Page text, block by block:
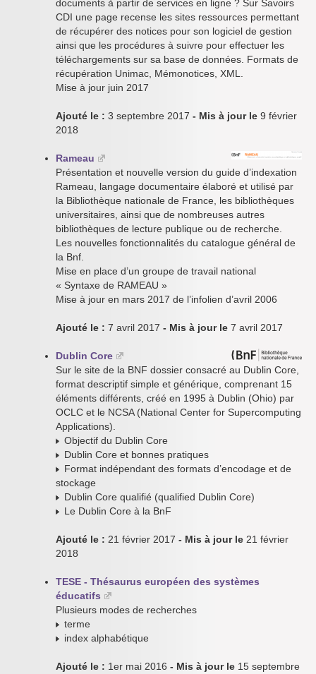
documents à partir de services en ligne ? Sur Savoirs
CDI une page recense les sites ressources permettant
de récupérer des notices pour son logiciel de gestion
ainsi que les procédures à suivre pour effectuer les
téléchargements sur sa base de données. Formats de
récupération Unimac, Mémonotices, XML.
Mise à jour juin 2017
Ajouté le : 3 septembre 2017 - Mis à jour le 9 février
2018
Rameau
Présentation et nouvelle version du guide d’indexation
Rameau, langage documentaire élaboré et utilisé par
la Bibliothèque nationale de France, les bibliothèques
universitaires, ainsi que de nombreuses autres
bibliothèques de lecture publique ou de recherche.
Les nouvelles fonctionnalités du catalogue général de
la Bnf.
Mise en place d’un groupe de travail national
« Syntaxe de RAMEAU »
Mise à jour en mars 2017 de l’infolien d’avril 2006
Ajouté le : 7 avril 2017 - Mis à jour le 7 avril 2017
Dublin Core
Sur le site de la BNF dossier consacré au Dublin Core,
format descriptif simple et générique, comprenant 15
éléments différents, créé en 1995 à Dublin (Ohio) par
OCLC et le NCSA (National Center for Supercomputing
Applications).
Objectif du Dublin Core
Dublin Core et bonnes pratiques
Format indépendant des formats d’encodage et de
stockage
Dublin Core qualifié (qualified Dublin Core)
Le Dublin Core à la BnF
Ajouté le : 21 février 2017 - Mis à jour le 21 février
2018
TESE - Thésaurus européen des systèmes
éducatifs
Plusieurs modes de recherches
terme
index alphabétique
Ajouté le : 1er mai 2016 - Mis à jour le 15 septembre